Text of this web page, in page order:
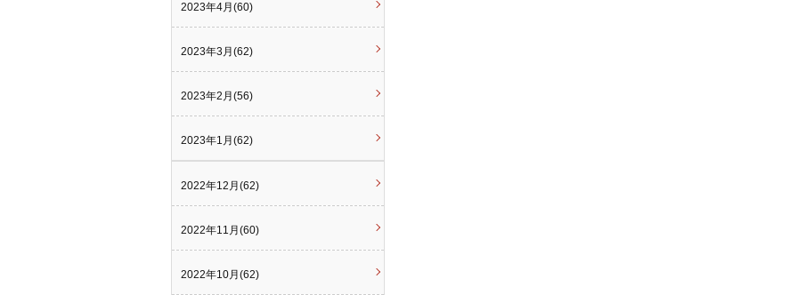
2023年4月(60)
2023年3月(62)
2023年2月(56)
2023年1月(62)
2022年12月(62)
2022年11月(60)
2022年10月(62)